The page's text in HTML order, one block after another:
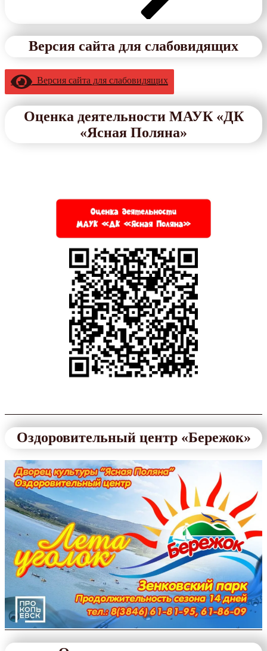
Версия сайта для слабовидящих
Версия сайта для слабовидящих
Оценка деятельности МАУК «ДК
«Ясная Поляна»
Оздоровительный центр «Бережок»